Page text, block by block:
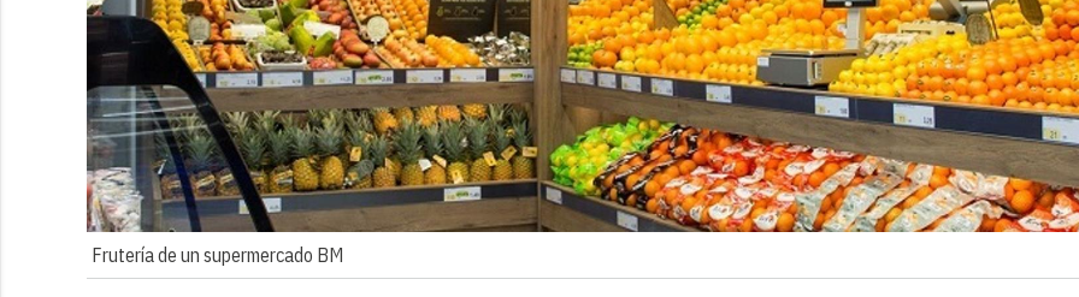
Frutería de un supermercado BM